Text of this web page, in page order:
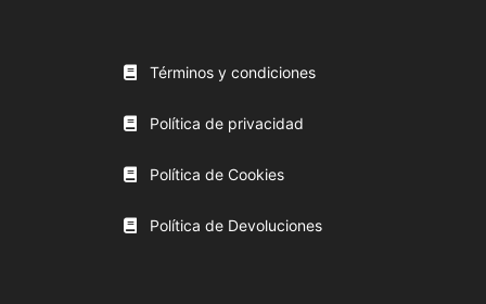
Términos y condiciones
Política de privacidad
Política de Cookies
Política de Devoluciones